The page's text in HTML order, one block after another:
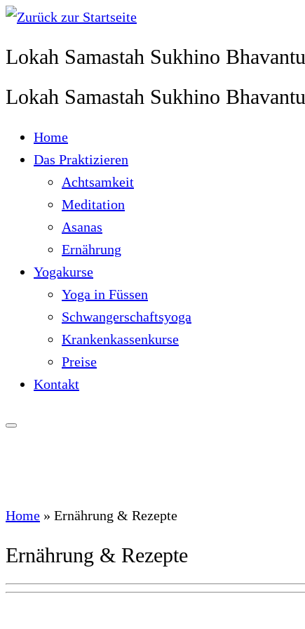
Zum
springen
Lokah Samastah Sukhino Bhavantu
Lokah Samastah Sukhino Bhavantu
Home
Das Praktizieren
Achtsamkeit
Meditation
Asanas
Ernährung
Yogakurse
Yoga in Füssen
Schwangerschaftsyoga
Krankenkassenkurse
Preise
Kontakt
Home » Ernährung & Rezepte
Ernährung & Rezepte